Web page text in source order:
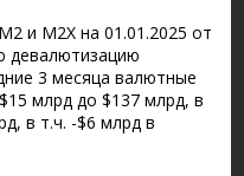
М2 и М2Х на 01.01.2025 от
девалютизацию
3 месяца валютные
млрд до $137 млрд, в
в т.ч. -$6 млрд в